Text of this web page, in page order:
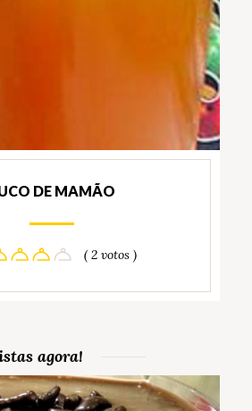
DE MAMÃO
( 2 votos )
agora!